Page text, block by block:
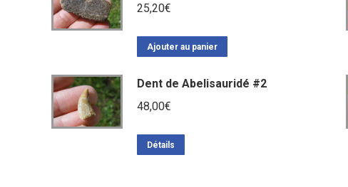
25,20€
Ajouter au panier
Dent de Abelisauridé #2
48,00€
Détails